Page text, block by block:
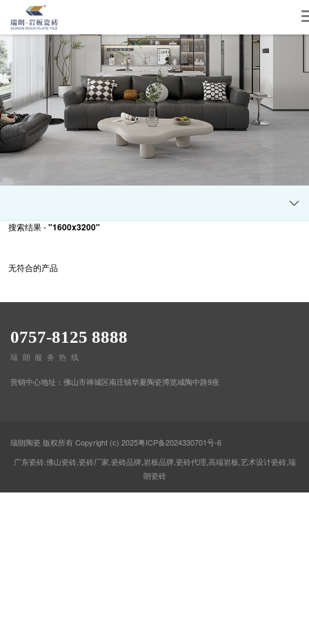
搜索结果 -"1600x3200"
无符合的产品
0757-8125 8888
瑞朗服务热线
营销中心地址：佛山市禅城区南庄镇华夏陶瓷博览城陶中路9座
瑞朗陶瓷 版权所有 Copyright (c) 2025粤ICP备2024330701号-6
广东瓷砖,佛山瓷砖,瓷砖厂家,瓷砖品牌,岩板品牌,瓷砖代理,高端岩板,艺术设计瓷砖,瑞
朗瓷砖